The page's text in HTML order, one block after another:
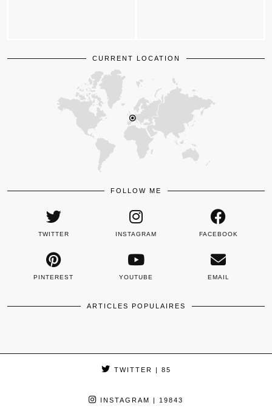
CURRENT LOCATION
FOLLOW ME
TWITTER INSTAGRAM FACEBOOK
PINTEREST YOUTUBE EMAIL
ARTICLES POPULAIRES
TWITTER | 85
INSTAGRAM | 19843